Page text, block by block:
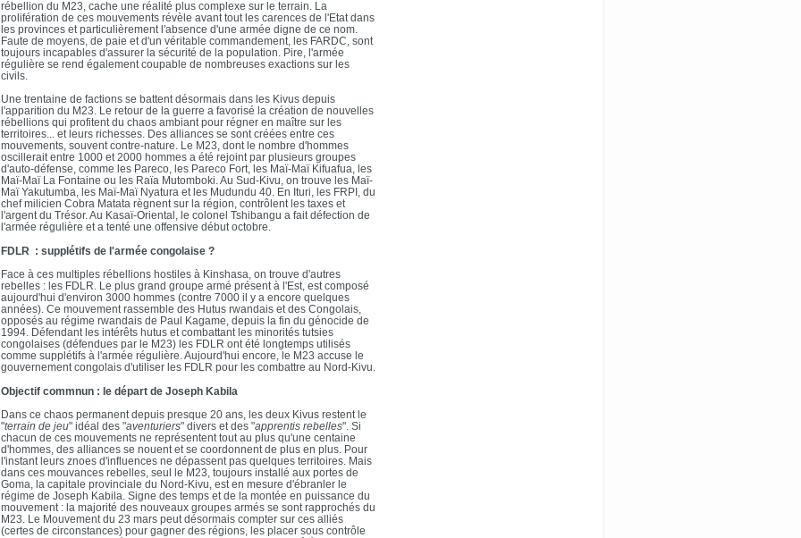
rébellion du M23, cache une réalité plus complexe sur le terrain. La
prolifération de ces mouvements révèle avant tout les carences de l'Etat dans
les provinces et particulièrement l'absence d'une armée digne de ce nom.
Faute de moyens, de paie et d'un véritable commandement, les FARDC, sont
toujours incapables d'assurer la sécurité de la population. Pire, l'armée
régulière se rend également coupable de nombreuses exactions sur les
civils.
Une trentaine de factions se battent désormais dans les Kivus depuis
l'apparition du M23. Le retour de la guerre a favorisé la création de nouvelles
rébellions qui profitent du chaos ambiant pour régner en maître sur les
territoires... et leurs richesses. Des alliances se sont créées entre ces
mouvements, souvent contre-nature. Le M23, dont le nombre d'hommes
oscillerait entre 1000 et 2000 hommes a été rejoint par plusieurs groupes
d'auto-défense, comme les Pareco, les Pareco Fort, les Maï-Maï Kifuafua, les
Maï-Maï La Fontaine ou les Raïa Mutomboki. Au Sud-Kivu, on trouve les Maï-
Maï Yakutumba, les Maï-Maï Nyatura et les Mudundu 40. En Ituri, les FRPI, du
chef milicien Cobra Matata règnent sur la région, contrôlent les taxes et
l'argent du Trésor. Au Kasaï-Oriental, le colonel Tshibangu a fait défection de
l'armée régulière et a tenté une offensive début octobre.
FDLR : supplétifs de l'armée congolaise ?
Face à ces multiples rébellions hostiles à Kinshasa, on trouve d'autres
rebelles : les FDLR. Le plus grand groupe armé présent à l'Est, est composé
aujourd'hui d'environ 3000 hommes (contre 7000 il y a encore quelques
années). Ce mouvement rassemble des Hutus rwandais et des Congolais,
opposés au régime rwandais de Paul Kagame, depuis la fin du génocide de
1994. Défendant les intérêts hutus et combattant les minorités tutsies
congolaises (défendues par le M23) les FDLR ont été longtemps utilisés
comme supplétifs à l'armée régulière. Aujourd'hui encore, le M23 accuse le
gouvernement congolais d'utiliser les FDLR pour les combattre au Nord-Kivu.
Objectif commnun : le départ de Joseph Kabila
Dans ce chaos permanent depuis presque 20 ans, les deux Kivus restent le
"terrain de jeu" idéal des "aventuriers" divers et des "apprentis rebelles". Si
chacun de ces mouvements ne représentent tout au plus qu'une centaine
d'hommes, des alliances se nouent et se coordonnent de plus en plus. Pour
l'instant leurs znoes d'influences ne dépassent pas quelques territoires. Mais
dans ces mouvances rebelles, seul le M23, toujours installé aux portes de
Goma, la capitale provinciale du Nord-Kivu, est en mesure d'ébranler le
régime de Joseph Kabila. Signe des temps et de la montée en puissance du
mouvement : la majorité des nouveaux groupes armés se sont rapprochés du
M23. Le Mouvement du 23 mars peut désormais compter sur ces alliés
(certes de circonstances) pour gagner des régions, les placer sous contrôle